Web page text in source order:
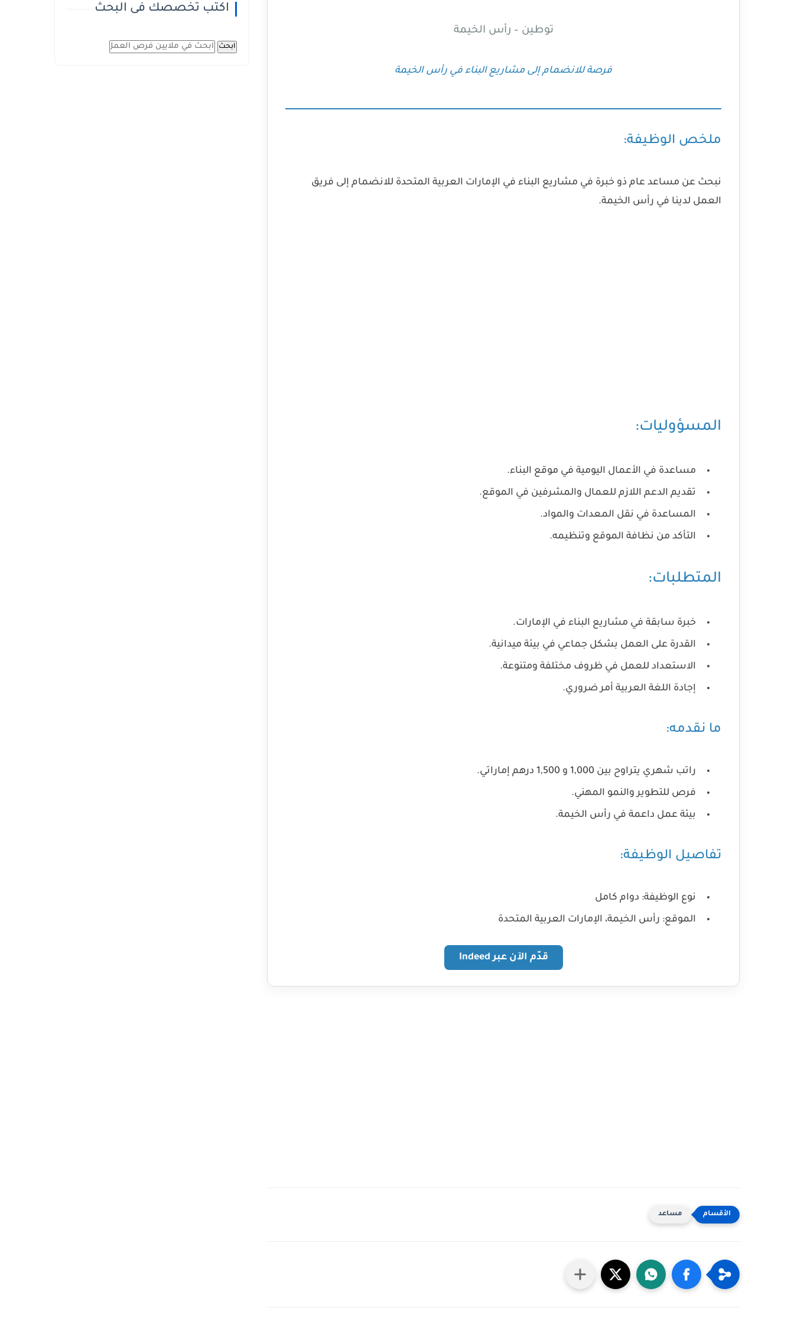
توطين – رأس الخيمة
فرصة للانضمام إلى مشاريع البناء في رأس الخيمة
ملخص الوظيفة:
نبحث عن مساعد عام ذو خبرة في مشاريع البناء في الإمارات العربية المتحدة للانضمام إلى فريق
العمل لدينا في رأس الخيمة.
المسؤوليات:
مساعدة في الأعمال اليومية في موقع البناء.
تقديم الدعم اللازم للعمال والمشرفين في الموقع.
المساعدة في نقل المعدات والمواد.
التأكد من نظافة الموقع وتنظيمه.
المتطلبات:
خبرة سابقة في مشاريع البناء في الإمارات.
القدرة على العمل بشكل جماعي في بيئة ميدانية.
الاستعداد للعمل في ظروف مختلفة ومتنوعة.
إجادة اللغة العربية أمر ضروري.
ما نقدمه:
راتب شهري يتراوح بين 1,000 و 1,500 درهم إماراتي.
فرص للتطوير والنمو المهني.
بيئة عمل داعمة في رأس الخيمة.
تفاصيل الوظيفة:
نوع الوظيفة: دوام كامل
الموقع: رأس الخيمة، الإمارات العربية المتحدة
قدّم الآن عبر Indeed
مساعد
اكتب تخصصك فى البحث
ابحث